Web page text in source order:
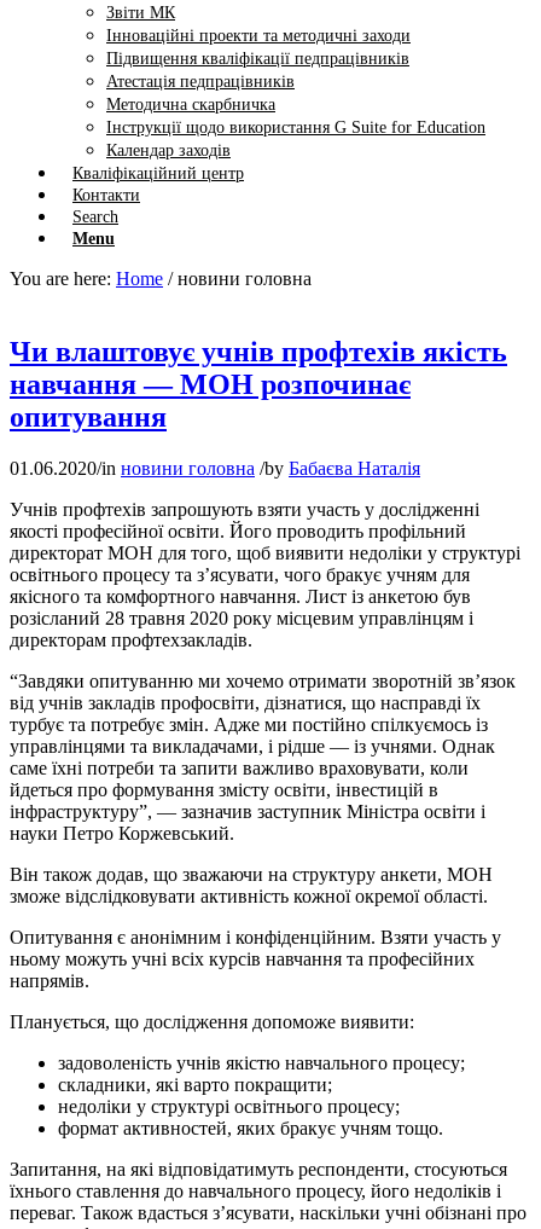
Звіти МК
Інноваційні проекти та методичні заходи
Підвищення кваліфікації педпрацівників
Атестація педпрацівників
Методична скарбничка
Інструкції щодо використання G Suite for Education
Календар заходів
Кваліфікаційний центр
Контакти
Search
Menu
You are here: Home / новини головна
Чи влаштовує учнів профтехів якість
навчання — МОН розпочинає
опитування
01.06.2020/in новини головна /by Бабаєва Наталія
Учнів профтехів запрошують взяти участь у дослідженні
якості професійної освіти. Його проводить профільний
директорат МОН для того, щоб виявити недоліки у структурі
освітнього процесу та з’ясувати, чого бракує учням для
якісного та комфортного навчання. Лист із анкетою був
розісланий 28 травня 2020 року місцевим управлінцям і
директорам профтехзакладів.
“Завдяки опитуванню ми хочемо отримати зворотній зв’язок
від учнів закладів профосвіти, дізнатися, що насправді їх
турбує та потребує змін. Адже ми постійно спілкуємось із
управлінцями та викладачами, і рідше — із учнями. Однак
саме їхні потреби та запити важливо враховувати, коли
йдеться про формування змісту освіти, інвестицій в
інфраструктуру”, — зазначив заступник Міністра освіти і
науки Петро Коржевський.
Він також додав, що зважаючи на структуру анкети, МОН
зможе відслідковувати активність кожної окремої області.
Опитування є анонімним і конфіденційним. Взяти участь у
ньому можуть учні всіх курсів навчання та професійних
напрямів.
Планується, що дослідження допоможе виявити:
задоволеність учнів якістю навчального процесу;
складники, які варто покращити;
недоліки у структурі освітнього процесу;
формат активностей, яких бракує учням тощо.
Запитання, на які відповідатимуть респонденти, стосуються
їхнього ставлення до навчального процесу, його недоліків і
переваг. Також вдасться з’ясувати, наскільки учні обізнані про